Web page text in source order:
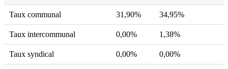
Taux communal 31,90% 34,95%
Taux intercommunal 0,00% 1,38%
Taux syndical 0,00% 0,00%